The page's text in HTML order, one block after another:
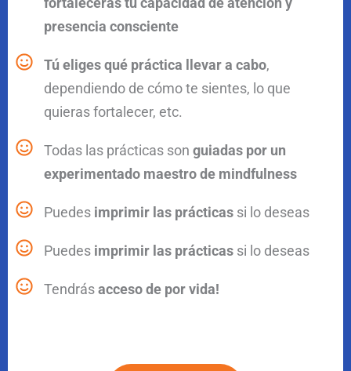
presencia consciente
Tú eliges qué práctica llevar a cabo,
dependiendo de cómo te sientes, lo que
quieras fortalecer, etc.
Todas las prácticas son guiadas por un
experimentado maestro de mindfulness
Puedes imprimir las prácticassi lo deseas
Puedes imprimir las prácticassi lo deseas
Tendrásacceso de por vida!